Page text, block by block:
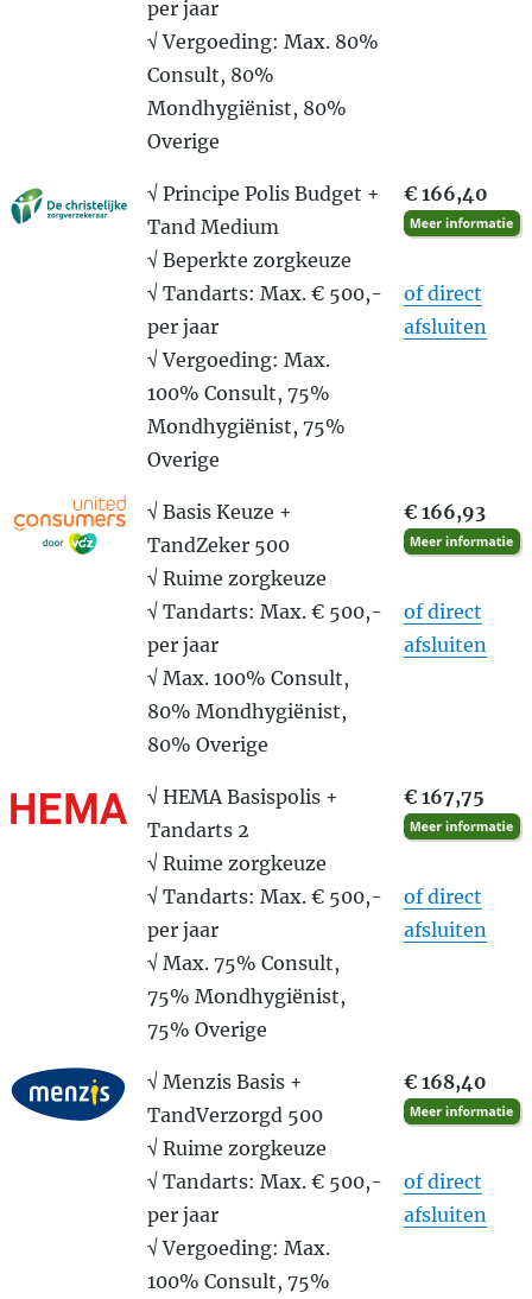
per jaar
√ Vergoeding: Max. 80%
Consult, 80%
Mondhygiënist, 80%
Overige
√ Principe Polis Budget +
Tand Medium
√ Beperkte zorgkeuze
√ Tandarts: Max. € 500,-
per jaar
√ Vergoeding: Max.
100% Consult, 75%
Mondhygiënist, 75%
Overige
€ 166,40
of direct
afsluiten
√ Basis Keuze +
TandZeker 500
√ Ruime zorgkeuze
√ Tandarts: Max. € 500,-
per jaar
√ Max. 100% Consult,
80% Mondhygiënist,
80% Overige
€ 166,93
of direct
afsluiten
√ HEMA Basispolis +
Tandarts 2
√ Ruime zorgkeuze
√ Tandarts: Max. € 500,-
per jaar
√ Max. 75% Consult,
75% Mondhygiënist,
75% Overige
€ 167,75
of direct
afsluiten
√ Menzis Basis +
TandVerzorgd 500
√ Ruime zorgkeuze
√ Tandarts: Max. € 500,-
per jaar
√ Vergoeding: Max.
100% Consult, 75%
€ 168,40
of direct
afsluiten